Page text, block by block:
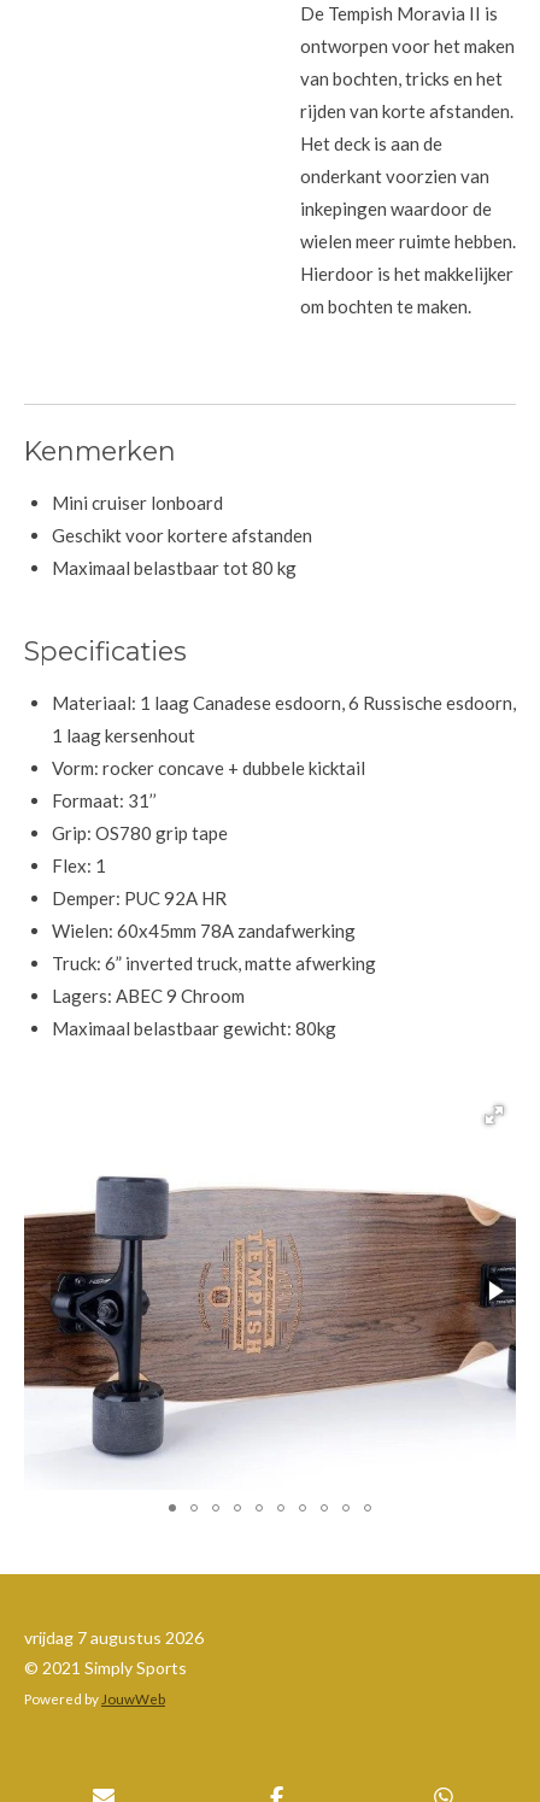
De Tempish Moravia II is
ontworpen voor het maken
van bochten, tricks en het
rijden van korte afstanden.
Het deck is aan de
onderkant voorzien van
inkepingen waardoor de
wielen meer ruimte hebben.
Hierdoor is het makkelijker
om bochten te maken.
Kenmerken
Mini cruiser lonboard
Geschikt voor kortere afstanden
Maximaal belastbaar tot 80 kg
Specificaties
Materiaal: 1 laag Canadese esdoorn, 6 Russische esdoorn,
1 laag kersenhout
Vorm: rocker concave + dubbele kicktail
Formaat: 31’’
Grip: OS780 grip tape
Flex: 1
Demper: PUC 92A HR
Wielen: 60x45mm 78A zandafwerking
Truck: 6” inverted truck, matte afwerking
Lagers: ABEC 9 Chroom
Maximaal belastbaar gewicht: 80kg
vrijdag 7 augustus 2026
© 2021 Simply Sports
Powered by JouwWeb